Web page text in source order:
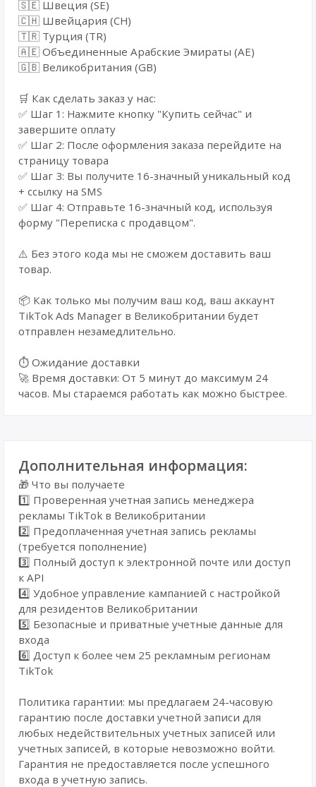
🇸🇪 Швеция (SE)
🇨🇭 Швейцария (CH)
🇹🇷 Турция (TR)
🇦🇪 Объединенные Арабские Эмираты (AE)
🇬🇧 Великобритания (GB)
🛒 Как сделать заказ у нас:
✅ Шаг 1: Нажмите кнопку "Купить сейчас" и
завершите оплату
✅ Шаг 2: После оформления заказа перейдите на
страницу товара
✅ Шаг 3: Вы получите 16-значный уникальный код
+ ссылку на SMS
✅ Шаг 4: Отправьте 16-значный код, используя
форму "Переписка с продавцом".
⚠️ Без этого кода мы не сможем доставить ваш
товар.
📦 Как только мы получим ваш код, ваш аккаунт
TikTok Ads Manager в Великобритании будет
отправлен незамедлительно.
⏱️ Ожидание доставки
🚀 Время доставки: От 5 минут до максимум 24
часов. Мы стараемся работать как можно быстрее.
Дополнительная информация:
🎁 Что вы получаете
1️⃣ Проверенная учетная запись менеджера
рекламы TikTok в Великобритании
2️⃣ Предоплаченная учетная запись рекламы
(требуется пополнение)
3️⃣ Полный доступ к электронной почте или доступ
к API
4️⃣ Удобное управление кампанией с настройкой
для резидентов Великобритании
5️⃣ Безопасные и приватные учетные данные для
входа
6️⃣ Доступ к более чем 25 рекламным регионам
TikTok
Политика гарантии: мы предлагаем 24-часовую
гарантию после доставки учетной записи для
любых недействительных учетных записей или
учетных записей, в которые невозможно войти.
Гарантия не предоставляется после успешного
входа в учетную запись.